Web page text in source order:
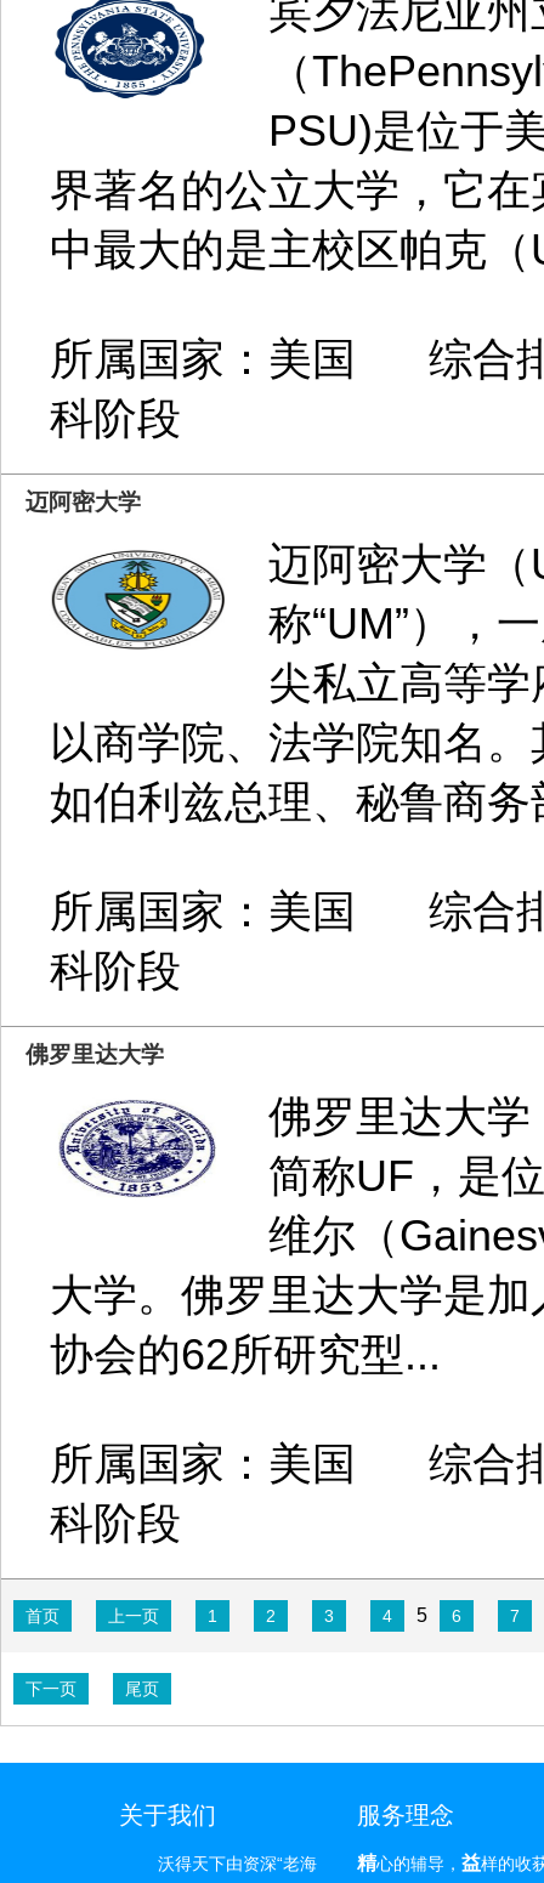
宾夕法尼亚州
（
PSU)是位于
界著名的公立大学，它
中最大的是主校区帕克（
所属国家：美国 综合
科阶段
迈阿密大学
迈阿密大学
称“UM”），
尖私立高等
以商学院、法学院知名
如伯利兹总理、秘鲁商
所属国家：美国 综合
科阶段
佛罗里达大学
佛罗里达大
简称UF，是
维尔（
大学。佛罗里达大学是
协会的62所研究型...
所属国家：美国 综合
科阶段
首页 上一页 1 2 3 4 5 6 7
下一页 尾页
关于我们
沃得天下由资深“老海
服务理念
精心的辅导，益样的收